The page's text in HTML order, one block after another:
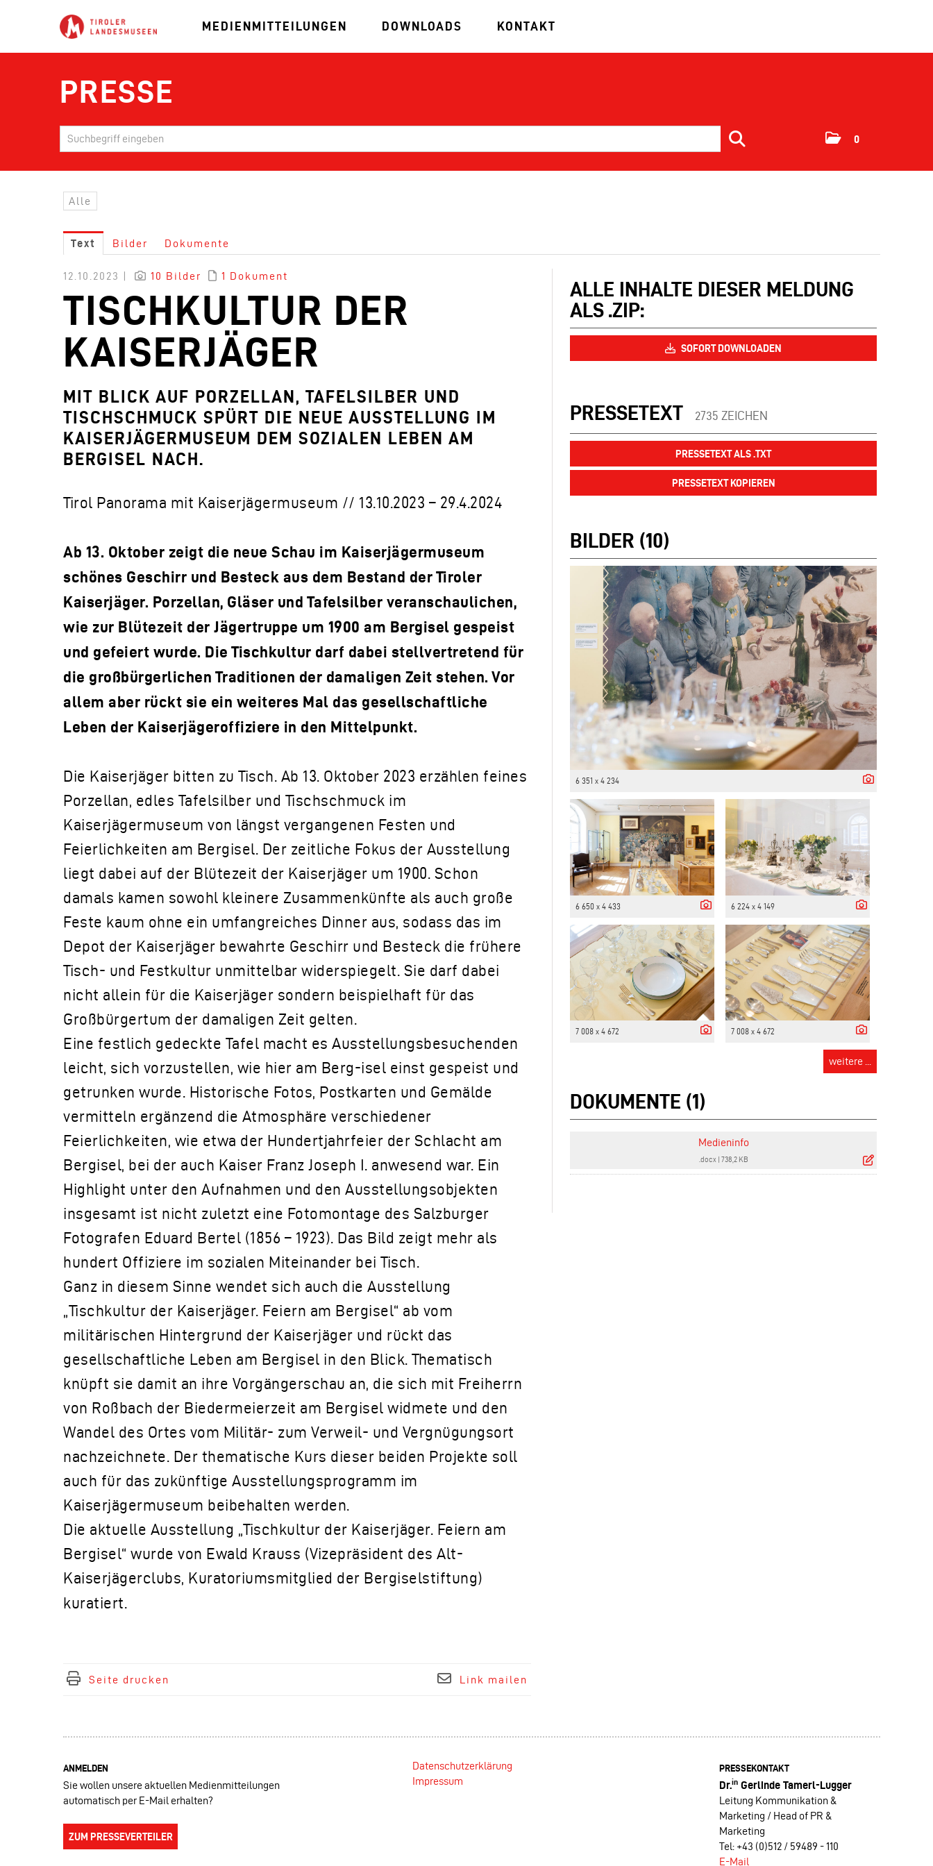
MEDIENMITTEILUNGEN DOWNLOADS KONTAKT
0
PRESSE
Alle
Text Bilder Dokumente
12.10.2023 | 10 Bilder 1 Dokument
TISCHKULTUR DER
KAISERJÄGER
MIT BLICK AUF PORZELLAN, TAFELSILBER UND
TISCHSCHMUCK SPÜRT DIE NEUE AUSSTELLUNG IM
KAISERJÄGERMUSEUM DEM SOZIALEN LEBEN AM
BERGISEL NACH.
Tirol Panorama mit Kaiserjägermuseum // 13.10.2023 – 29.4.2024
Ab 13. Oktober zeigt die neue Schau im Kaiserjägermuseum
schönes Geschirr und Besteck aus dem Bestand der Tiroler
Kaiserjäger. Porzellan, Gläser und Tafelsilber veranschaulichen,
wie zur Blütezeit der Jägertruppe um 1900 am Bergisel gespeist
und gefeiert wurde. Die Tischkultur darf dabei stellvertretend für
die großbürgerlichen Traditionen der damaligen Zeit stehen. Vor
allem aber rückt sie ein weiteres Mal das gesellschaftliche
Leben der Kaiserjägeroffiziere in den Mittelpunkt.
Die Kaiserjäger bitten zu Tisch. Ab 13. Oktober 2023 erzählen feines
Porzellan, edles Tafelsilber und Tischschmuck im
Kaiserjägermuseum von längst vergangenen Festen und
Feierlichkeiten am Bergisel. Der zeitliche Fokus der Ausstellung
liegt dabei auf der Blütezeit der Kaiserjäger um 1900. Schon
damals kamen sowohl kleinere Zusammenkünfte als auch große
Feste kaum ohne ein umfangreiches Dinner aus, sodass das im
Depot der Kaiserjäger bewahrte Geschirr und Besteck die frühere
Tisch- und Festkultur unmittelbar widerspiegelt. Sie darf dabei
nicht allein für die Kaiserjäger sondern beispielhaft für das
Großbürgertum der damaligen Zeit gelten.
Eine festlich gedeckte Tafel macht es Ausstellungsbesuchenden
leicht, sich vorzustellen, wie hier am Berg-isel einst gespeist und
getrunken wurde. Historische Fotos, Postkarten und Gemälde
vermitteln ergänzend die Atmosphäre verschiedener
Feierlichkeiten, wie etwa der Hundertjahrfeier der Schlacht am
Bergisel, bei der auch Kaiser Franz Joseph I. anwesend war. Ein
Highlight unter den Aufnahmen und den Ausstellungsobjekten
insgesamt ist nicht zuletzt eine Fotomontage des Salzburger
Fotografen Eduard Bertel (1856 – 1923). Das Bild zeigt mehr als
hundert Offiziere im sozialen Miteinander bei Tisch.
Ganz in diesem Sinne wendet sich auch die Ausstellung
„Tischkultur der Kaiserjäger. Feiern am Bergisel“ ab vom
militärischen Hintergrund der Kaiserjäger und rückt das
gesellschaftliche Leben am Bergisel in den Blick. Thematisch
knüpft sie damit an ihre Vorgängerschau an, die sich mit Freiherrn
von Roßbach der Biedermeierzeit am Bergisel widmete und den
Wandel des Ortes vom Militär- zum Verweil- und Vergnügungsort
nachzeichnete. Der thematische Kurs dieser beiden Projekte soll
auch für das zukünftige Ausstellungsprogramm im
Kaiserjägermuseum beibehalten werden.
Die aktuelle Ausstellung „Tischkultur der Kaiserjäger. Feiern am
Bergisel“ wurde von Ewald Krauss (Vizepräsident des Alt-
Kaiserjägerclubs, Kuratoriumsmitglied der Bergiselstiftung)
kuratiert.
Seite drucken Link mailen
ALLE INHALTE DIESER MELDUNG
ALS .ZIP:
SOFORT DOWNLOADEN
PRESSETEXT 2735 ZEICHEN
PRESSETEXT ALS .TXT
PRESSETEXT KOPIEREN
BILDER (10)
6 351 x 4 234
6 650 x 4 433 6 224 x 4 149
7 008 x 4 672 7 008 x 4 672
weitere ...
DOKUMENTE (1)
Medieninfo
.docx | 738,2 KB
ANMELDEN
Sie wollen unsere aktuellen Medienmitteilungen
automatisch per E-Mail erhalten?
ZUM PRESSEVERTEILER
Datenschutzerklärung
Impressum
PRESSEKONTAKT
Dr.in Gerlinde Tamerl-Lugger
Leitung Kommunikation &
Marketing / Head of PR &
Marketing
Tel: +43 (0)512 / 59489 - 110
E-Mail